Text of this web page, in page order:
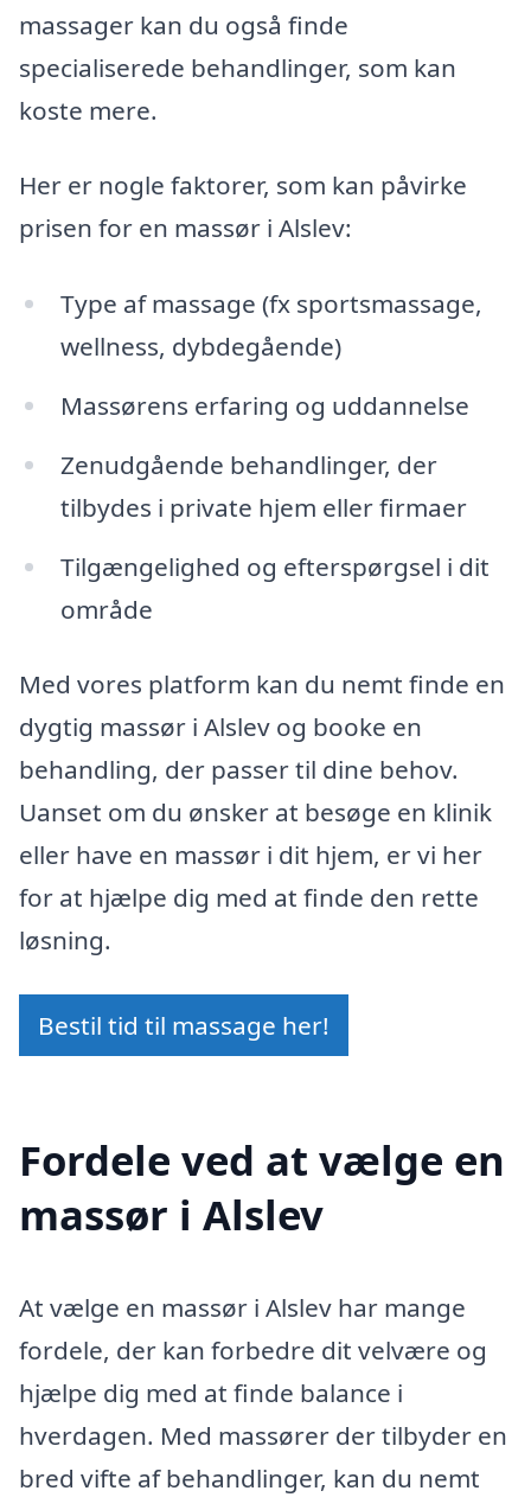
massager kan du også finde
specialiserede behandlinger, som kan
koste mere.
Her er nogle faktorer, som kan påvirke
prisen for en massør i Alslev:
Type af massage (fx sportsmassage,
wellness, dybdegående)
Massørens erfaring og uddannelse
Zenudgående behandlinger, der
tilbydes i private hjem eller firmaer
Tilgængelighed og efterspørgsel i dit
område
Med vores platform kan du nemt finde en
dygtig massør i Alslev og booke en
behandling, der passer til dine behov.
Uanset om du ønsker at besøge en klinik
eller have en massør i dit hjem, er vi her
for at hjælpe dig med at finde den rette
løsning.
Bestil tid til massage her!
Fordele ved at vælge en
massør i Alslev
At vælge en massør i Alslev har mange
fordele, der kan forbedre dit velvære og
hjælpe dig med at finde balance i
hverdagen. Med massører der tilbyder en
bred vifte af behandlinger, kan du nemt